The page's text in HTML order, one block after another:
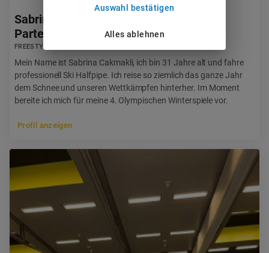
Sabrina Cakmakli aus Garmisch-
Partenkirchen
FREESTYLE INTERNATIONALES NIVEAU (WELTWEIT)
Mein Name ist Sabrina Cakmakli, ich bin 31 Jahre alt und fahre
professionell Ski Halfpipe. Ich reise so ziemlich das ganze Jahr
dem Schnee und unseren Wettkämpfen hinterher. Im Moment
bereite ich mich für meine 4. Olympischen Winterspiele vor.
Profil anzeigen
Auswahl bestätigen
Alles ablehnen